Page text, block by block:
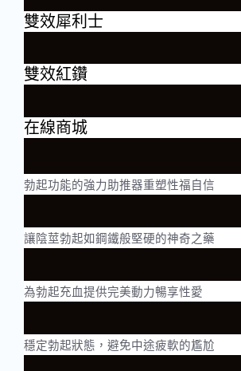
雙效犀利士
雙效紅鑽
在線商城
勃起功能的強力助推器重塑性福自信
讓陰莖勃起如鋼鐵般堅硬的神奇之藥
為勃起充血提供完美動力暢享性愛
穩定勃起狀態，避免中途疲軟的尷尬